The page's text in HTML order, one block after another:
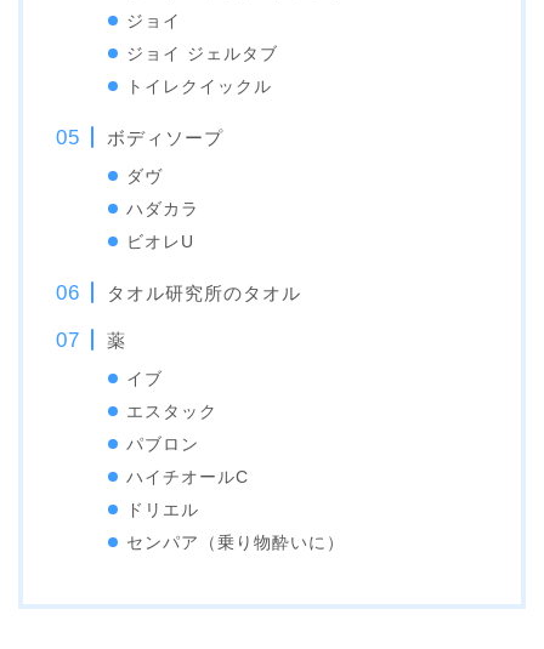
ジョイ
ジョイ ジェルタブ
トイレクイックル
ボディソープ
ダヴ
ハダカラ
ビオレU
タオル研究所のタオル
薬
イブ
エスタック
パブロン
ハイチオールC
ドリエル
センパア（乗り物酔いに）